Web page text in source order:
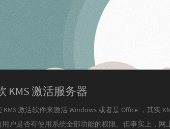
KMS 激活服务器
激活软件来激活 Windows 或者是 Office ，其实
户是否有使用系统全部功能的权限。但事实上，